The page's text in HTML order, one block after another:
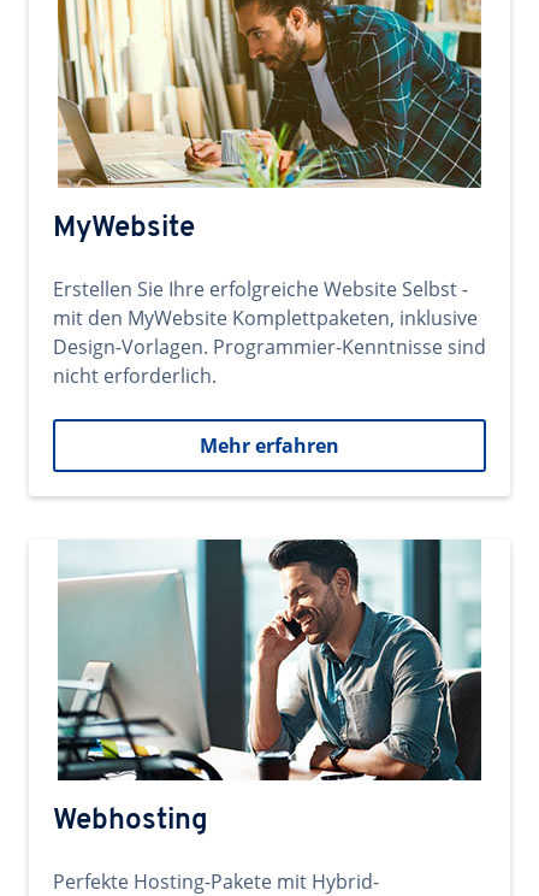
MyWebsite
Erstellen Sie Ihre erfolgreiche Website Selbst -
mit den MyWebsite Komplettpaketen, inklusive
Design-Vorlagen. Programmier-Kenntnisse sind
nicht erforderlich.
Mehr erfahren
Webhosting
Perfekte Hosting-Pakete mit Hybrid-